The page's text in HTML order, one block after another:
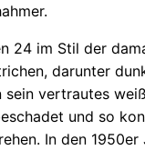
24 im Stil der
darunter
vertrautes
und so
In den